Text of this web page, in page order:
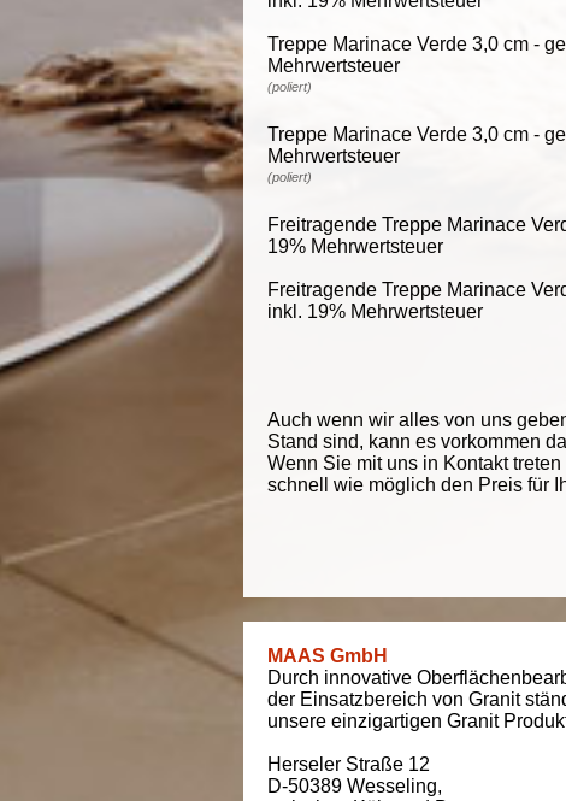
Treppe Marinace Verde 3,0 cm -
Mehrwertsteuer
(poliert)
Treppe Marinace Verde 3,0 cm -
Mehrwertsteuer
(poliert)
Freitragende Treppe Marinace
19% Mehrwertsteuer
Freitragende Treppe Marinace
inkl. 19% Mehrwertsteuer
Auch wenn wir alles von uns
Stand sind, kann es vorkommen
Wenn Sie mit uns in Kontakt
schnell wie möglich den Preis für
MAAS GmbH
Durch innovative
der Einsatzbereich von Granit
unsere einzigartigen Granit
Herseler Straße 12
D-50389 Wesseling,